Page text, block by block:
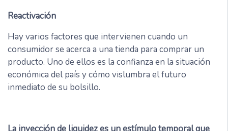
Reactivación
Hay varios factores que intervienen cuando un
consumidor se acerca a una tienda para comprar un
producto. Uno de ellos es la confianza en la situación
económica del país y cómo vislumbra el futuro
inmediato de su bolsillo.
La inyección de liquidez es un estímulo temporal que